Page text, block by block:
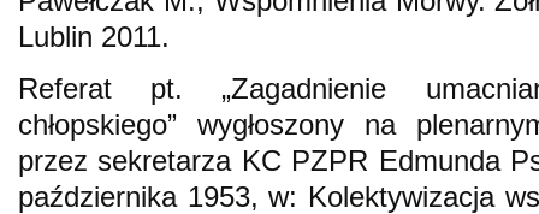
Lublin 2011.
Referat pt. „Zagadnienie
chłopskiego” wygłoszony na
przez sekretarza KC PZPR Edmunda
października 1953, w: Kolektywizacja